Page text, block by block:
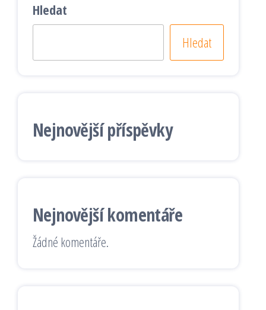
Hledat
Hledat
Nejnovější příspěvky
Nejnovější komentáře
Žádné komentáře.